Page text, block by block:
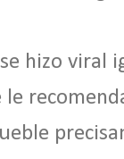
hizo viral
le